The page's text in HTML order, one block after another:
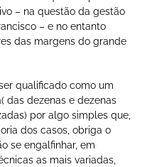
– na questão da gestão
– e no entanto
das margens do grande
qualificado como um
das dezenas e dezenas
por algo simples que,
dos casos, obriga o
se engalfinhar, em
as mais variadas,